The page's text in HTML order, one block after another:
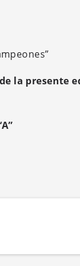
la presente